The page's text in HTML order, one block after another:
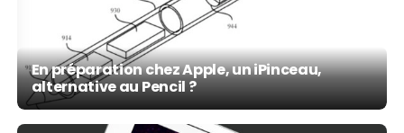
En préparation chez Apple, un iPinceau,
alternative au Pencil ?